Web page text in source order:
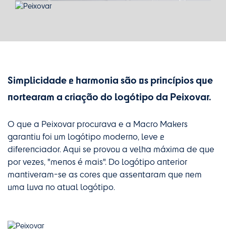
Simplicidade e harmonia são os princípios que
nortearam a criação do logótipo da Peixovar.
O que a Peixovar procurava e a Macro Makers
garantiu foi um logótipo moderno, leve e
diferenciador. Aqui se provou a velha máxima de que
por vezes, "menos é mais". Do logótipo anterior
mantiveram-se as cores que assentaram que nem
uma luva no atual logótipo.